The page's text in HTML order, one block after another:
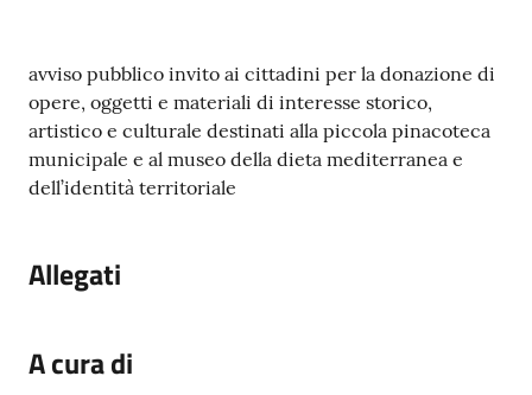
Contenuto
avviso pubblico invito ai cittadini per la donazione di
opere, oggetti e materiali di interesse storico,
artistico e culturale destinati alla piccola pinacoteca
municipale e al museo della dieta mediterranea e
dell’identità territoriale
Allegati
A cura di